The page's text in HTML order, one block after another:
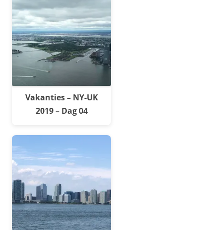
Vakanties – NY-UK
2019 – Dag 04